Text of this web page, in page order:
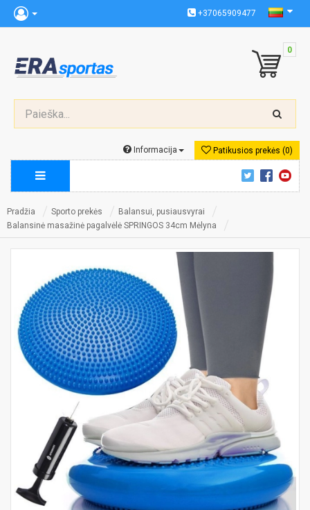
+37065909477
0
Patikusios prekės (0)
Informacija
Pradžia Sporto prekės
Balansui, pusiausvyrai
Balansinė masažinė pagalvėlė SPRINGOS 34cm Mėlyna